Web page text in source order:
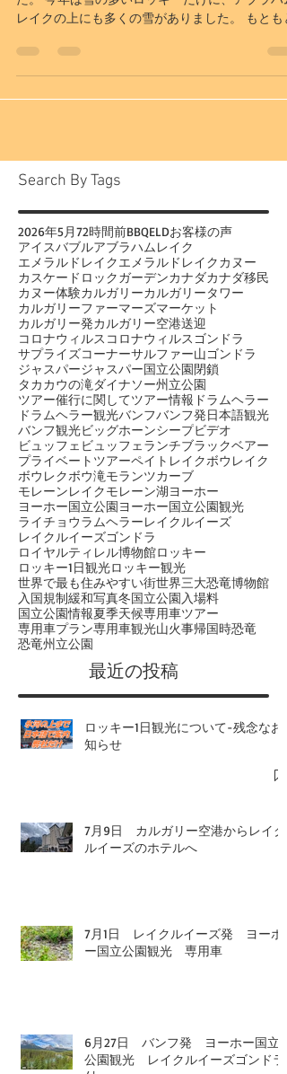
ちょっと今年のアイスバブルを見に行ってきまし
た。 今年は雪の多いロッキーだけに、アブラハ
レイクの上にも多くの雪がありました。 もとも
今年は暖かいこともあり、氷の表面に雪が付きや
Search By Tags
2026年 5月72時間前BBQELD お客様の声
アイスバブル アブラハムレイク
エメラルドレイクエメラルドレイクカヌー
カスケードロックガーデンカナダ カナダ移民
カヌー体験カルガリー カルガリータワー
カルガリーファーマーズマーケット
カルガリー発カルガリー空港送迎
コロナウィルス コロナウィルスゴンドラ
サプライズコーナーサルファー山ゴンドラ
ジャスパージャスパー国立公園閉鎖
タカカウの滝ダイナソー州立公園
ツアー催行に関してツアー情報ドラムヘラー
ドラムヘラー観光バンフ バンフ発日本語観光
バンフ観光 ビッグホーンシープビデオ
ビュッフェビュッフェランチブラックベアー
プライベートツアーペイトレイクボウレイク
ボウレクボウ滝モランツカーブ
モレーンレイクモレーン湖ヨーホー
ヨーホー国立公園ヨーホー国立公園観光
ライチョウ ラムヘラーレイクルイーズ
レイクルイーズゴンドラ
ロイヤルティレル博物館ロッキー
ロッキー1日観光ロッキー観光
世界で最も住みやすい街世界三大恐竜博物館
入国規制緩和写真冬国立公園入場料
国立公園情報
恐竜州立公園
​最近の投稿
ロッキー1日観光について-残念なお
7月9日 カルガリー空港からレイク
7月1日 レイクルイーズ発 ヨーホ
6月27日 バンフ発 ヨーホー国立